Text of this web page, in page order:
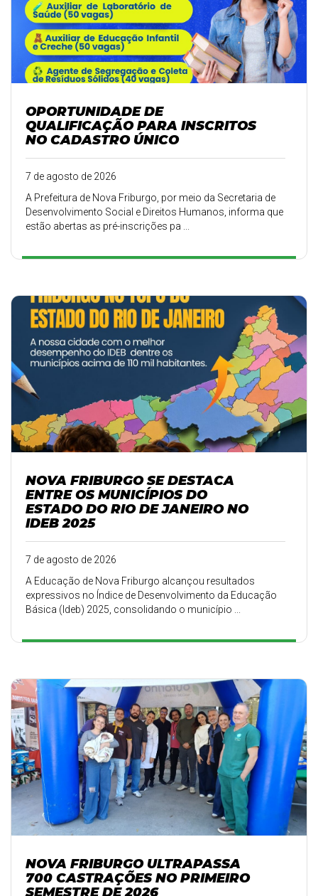
OPORTUNIDADE DE
QUALIFICAÇÃO PARA INSCRITOS
NO CADASTRO ÚNICO
7 de agosto de 2026
A Prefeitura de Nova Friburgo, por meio da Secretaria de
Desenvolvimento Social e Direitos Humanos, informa que
estão abertas as pré-inscrições pa ...
NOVA FRIBURGO SE DESTACA
ENTRE OS MUNICÍPIOS DO
ESTADO DO RIO DE JANEIRO NO
IDEB 2025
7 de agosto de 2026
A Educação de Nova Friburgo alcançou resultados
expressivos no Índice de Desenvolvimento da Educação
Básica (Ideb) 2025, consolidando o município ...
NOVA FRIBURGO ULTRAPASSA
700 CASTRAÇÕES NO PRIMEIRO
SEMESTRE DE 2026